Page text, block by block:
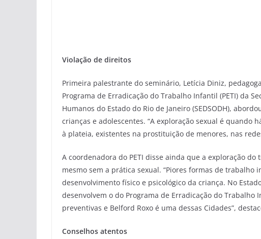
Violação de direitos
Primeira palestrante do seminário, Letícia Diniz,
Programa de Erradicação do Trabalho Infantil (PETI) da
Humanos do Estado do Rio de Janeiro (SEDSODH),
crianças e adolescentes. “A exploração sexual é quando
à plateia, existentes na prostituição de menores, nas
A coordenadora do PETI disse ainda que a exploração
mesmo sem a prática sexual. “Piores formas de
desenvolvimento físico e psicológico da criança. No
desenvolvem o do Programa de Erradicação do Trabalho
preventivas e Belford Roxo é uma dessas Cidades”,
Conselhos atentos